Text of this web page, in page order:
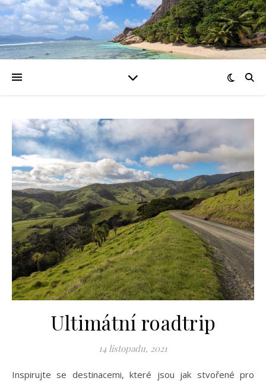
Ultimátní roadtrip
14 listopadu, 2021
Inspirujte se destinacemi, které jsou jak stvořené pro